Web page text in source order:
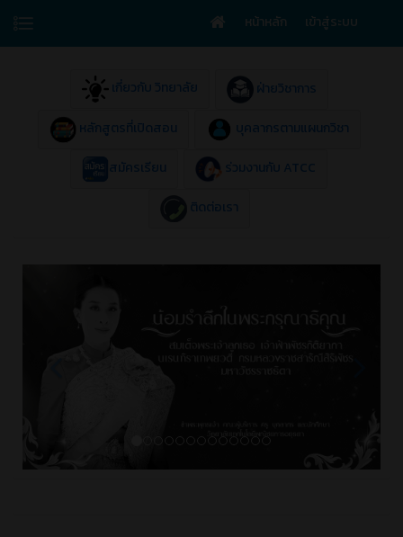
หน้าหลัก เข้าสู่ระบบ
เกี่ยวกับ วิทยาลัย ฝ่ายวิชาการ
หลักสูตรที่เปิดสอน บุคลากรตามแผนกวิชา
สมัครเรียน ร่วมงานกับ ATCC
ติดต่อเรา